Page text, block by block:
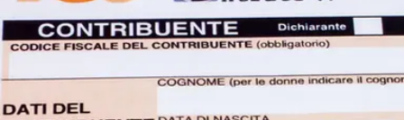
Storie
LAC